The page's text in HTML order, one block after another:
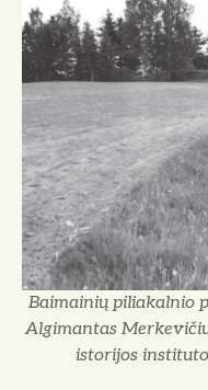
Baimainių piliakalnio
Algimantas
istorijos